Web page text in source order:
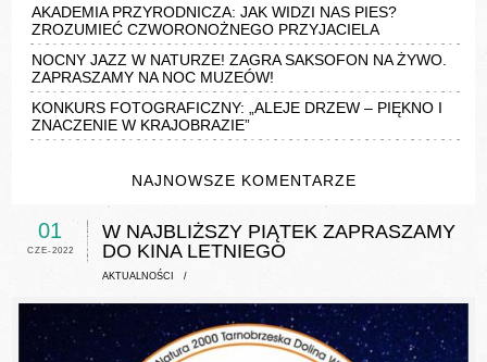
AKADEMIA PRZYRODNICZA: JAK WIDZI NAS PIES?
ZROZUMIEĆ CZWORONOŻNEGO PRZYJACIELA
NOCNY JAZZ W NATURZE! ZAGRA SAKSOFON NA ŻYWO.
ZAPRASZAMY NA NOC MUZEÓW!
KONKURS FOTOGRAFICZNY: „ALEJE DRZEW – PIĘKNO I
ZNACZENIE W KRAJOBRAZIE”
NAJNOWSZE KOMENTARZE
01
CZE-2022
W NAJBLIŻSZY PIĄTEK ZAPRASZAMY
DO KINA LETNIEGO
AKTUALNOŚCI /